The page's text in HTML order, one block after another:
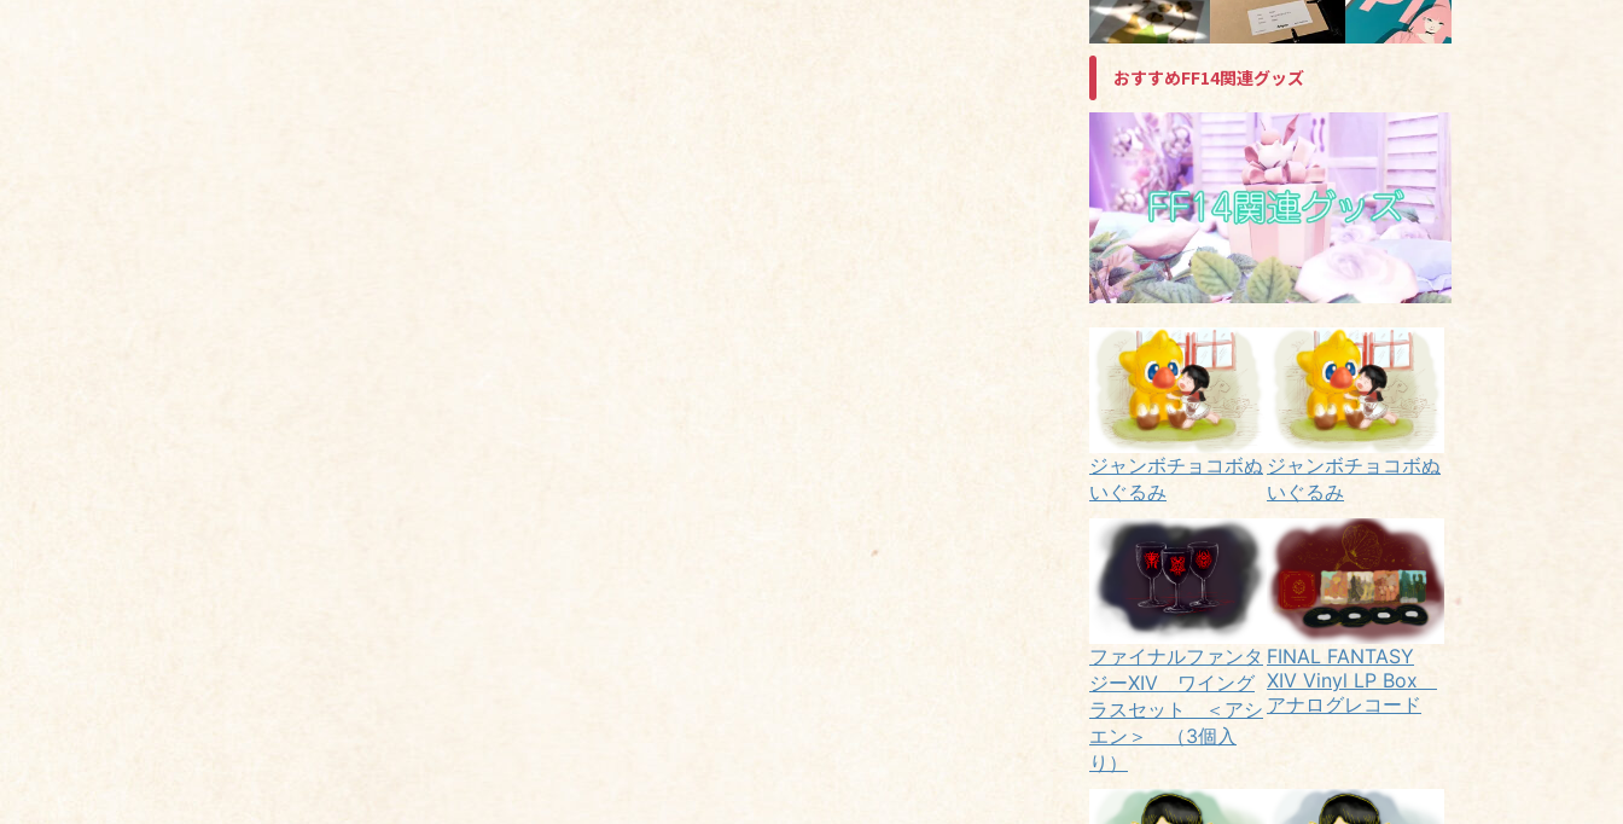
おすすめFF14関連グッズ
ジャンボチョコボぬ
いぐるみ
ジャンボチョコボぬ
いぐるみ
ファイナルファンタ
ジーXIV ワイング
ラスセット ＜アシ
エン＞ （3個入
り）
FINAL FANTASY
XIV Vinyl LP Box
アナログレコード